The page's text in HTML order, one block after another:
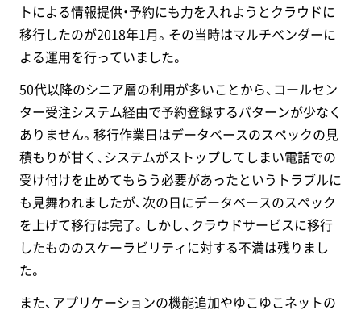
トによる情報提供・予約にも力を入れようとクラウドに
移行したのが2018年1月。その当時はマルチベンダーに
よる運用を行っていました。
50代以降のシニア層の利用が多いことから、コールセン
ター受注システム経由で予約登録するパターンが少なく
ありません。移行作業日はデータベースのスペックの見
積もりが甘く、システムがストップしてしまい電話での
受け付けを止めてもらう必要があったというトラブルに
も見舞われましたが、次の日にデータベースのスペック
を上げて移行は完了。しかし、クラウドサービスに移行
したもののスケーラビリティに対する不満は残りまし
た。
また、アプリケーションの機能追加やゆこゆこネットの